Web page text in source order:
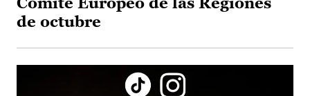
de octubre